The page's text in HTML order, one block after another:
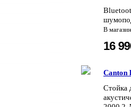
В
16
Canton
Стойка